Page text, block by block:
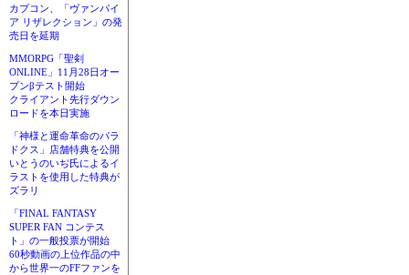
カプコン、「ヴァンパイ
ア リザレクション」の発
売日を延期
MMORPG「聖剣
ONLINE」11月28日オー
プンβテスト開始
クライアント先行ダウン
ロードを本日実施
「神様と運命革命のパラ
ドクス」店舗特典を公開
いとうのいぢ氏によるイ
ラストを使用した特典が
ズラリ
「FINAL FANTASY
SUPER FAN コンテス
ト」の一般投票が開始
60秒動画の上位作品の中
から世界一のFFファンを